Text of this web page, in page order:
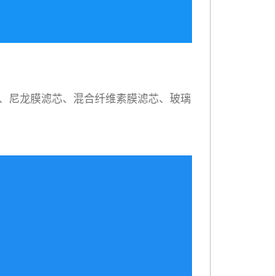
尼龙膜滤芯、混合纤维素膜滤芯、玻璃